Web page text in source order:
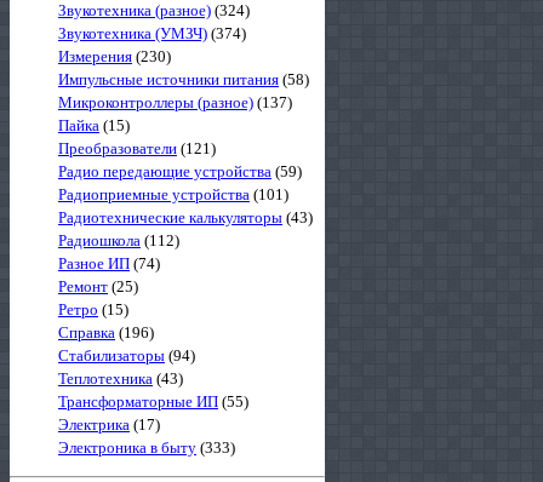
Звукотехника (разное) (324)
Звукотехника (УМЗЧ) (374)
Измерения (230)
Импульсные источники питания (58)
Микроконтроллеры (разное) (137)
Пайка (15)
Преобразователи (121)
Радио передающие устройства (59)
Радиоприемные устройства (101)
Радиотехнические калькуляторы (43)
Радиошкола (112)
Разное ИП (74)
Ремонт (25)
Ретро (15)
Справка (196)
Стабилизаторы (94)
Теплотехника (43)
Трансформаторные ИП (55)
Электрика (17)
Электроника в быту (333)